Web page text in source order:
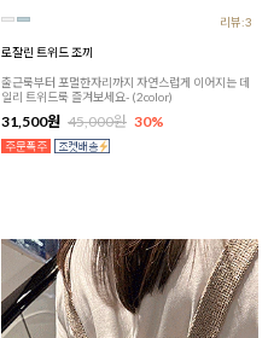
리뷰:3
로잘린 트위드 조끼
출근룩부터 포멀한자리까지 자연스럽게 이어지는 데
일리 트위드룩 즐겨보세요- (2color)
31,500원 45,000원 30%